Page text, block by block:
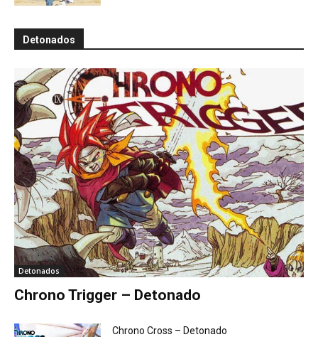
Detonados
Detonados
Chrono Trigger – Detonado
Chrono Cross – Detonado